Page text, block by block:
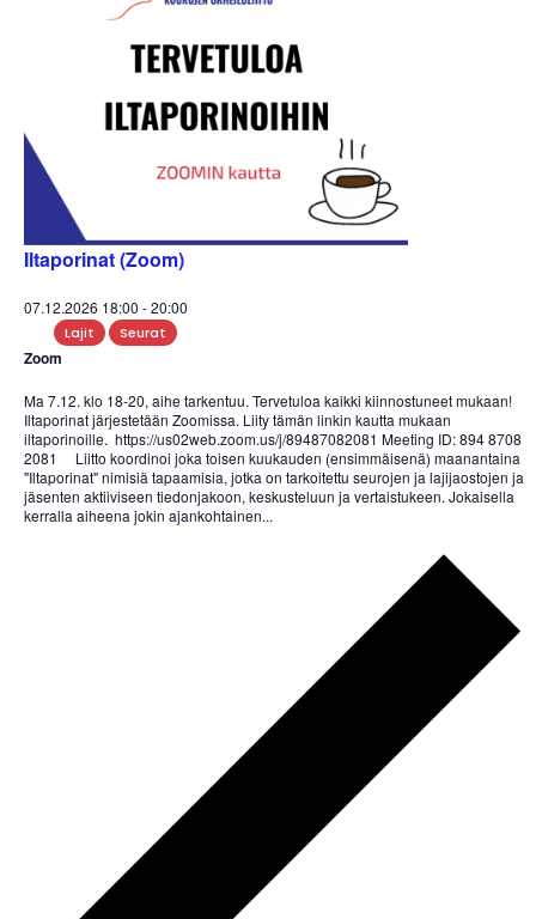
Iltaporinat (Zoom)
07.12.2026 18:00 -20:00
Lajit Seurat
Zoom
Ma 7.12. klo 18-20, aihe tarkentuu. Tervetuloa kaikki kiinnostuneet mukaan!
Iltaporinat järjestetään Zoomissa. Liity tämän linkin kautta mukaan
iltaporinoille. https://us02web.zoom.us/j/89487082081 Meeting ID: 894 8708
2081 Liitto koordinoi joka toisen kuukauden (ensimmäisenä) maanantaina
"Iltaporinat" nimisiä tapaamisia, jotka on tarkoitettu seurojen ja lajijaostojen ja
jäsenten aktiiviseen tiedonjakoon, keskusteluun ja vertaistukeen. Jokaisella
kerralla aiheena jokin ajankohtainen...